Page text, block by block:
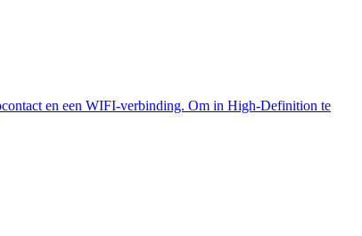
en een WIFI-verbinding. Om in High-Definition te